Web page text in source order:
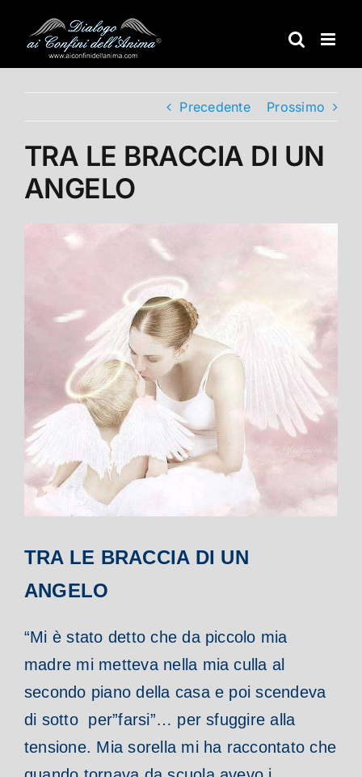
contenuto
Precedente Prossimo
TRA LE BRACCIA DI UN
ANGELO
TRA LE BRACCIA DI UN
ANGELO
“Mi è stato detto che da piccolo mia
madre mi metteva nella mia culla al
secondo piano della casa e poi scendeva
di sotto per”farsi”… per sfuggire alla
tensione. Mia sorella mi ha raccontato che